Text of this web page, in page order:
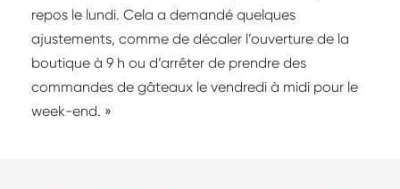
repos le lundi. Cela a demandé quelques
ajustements, comme de décaler l’ouverture de la
boutique à 9 h ou d’arrêter de prendre des
commandes de gâteaux le vendredi à midi pour le
week-end. »